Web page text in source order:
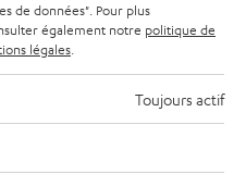
de données". Pour plus
également notre politique de
légales
Toujours actif